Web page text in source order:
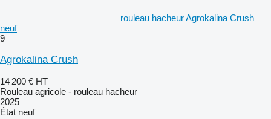
rouleau hacheur Agrokalina Crush
neuf
9
Agrokalina Crush
14 200 € HT
Rouleau agricole - rouleau hacheur
2025
État neuf